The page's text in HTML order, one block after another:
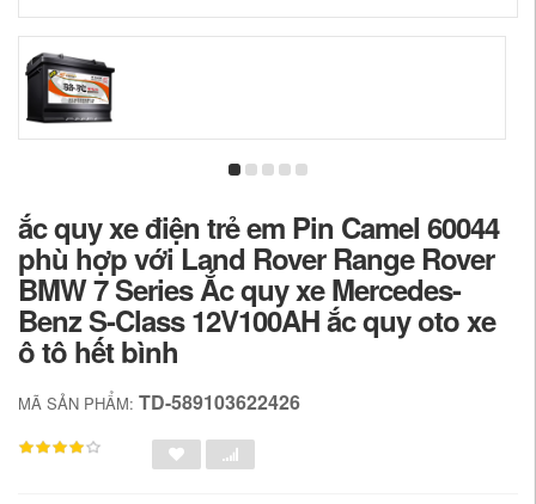
ắc quy xe điện trẻ em Pin Camel 60044
phù hợp với Land Rover Range Rover
BMW 7 Series Ắc quy xe Mercedes-
Benz S-Class 12V100AH ắc quy oto xe
ô tô hết bình
MÃ SẢN PHẨM: TD-589103622426